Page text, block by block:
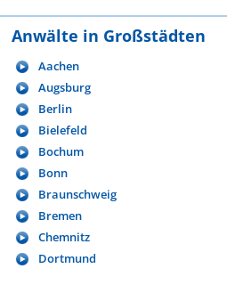
Anwälte in Großstädten
Aachen
Augsburg
Berlin
Bielefeld
Bochum
Bonn
Braunschweig
Bremen
Chemnitz
Dortmund